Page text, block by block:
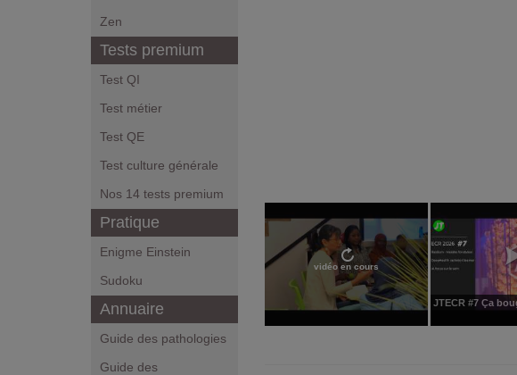
Zen
Tests premium
Test QI
Test métier
Test QE
Test culture générale
Nos 14 tests premium
Pratique
Enigme Einstein
Sudoku
Annuaire
Guide des pathologies
Guide des
vidéo en cours
JTECR #7 Ça